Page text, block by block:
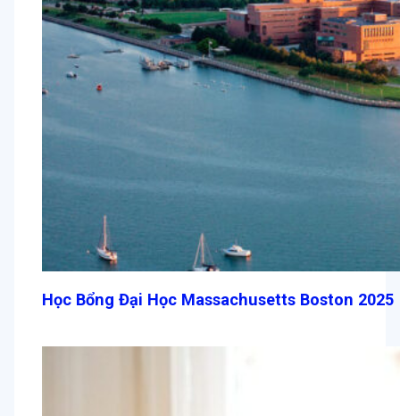
Học Bổng Đại Học Massachusetts Boston 2025